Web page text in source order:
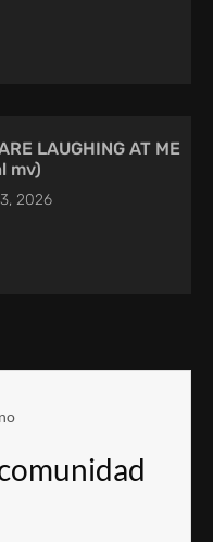
LAUGHING AT ME
mv)
2026